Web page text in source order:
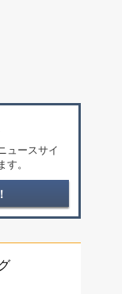
ュースサイ
。